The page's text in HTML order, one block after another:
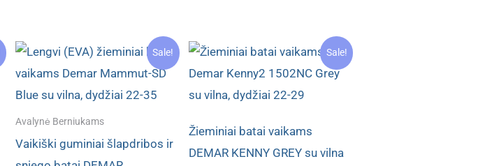
Sale!
Avalynė Berniukams
Vaikiški guminiai šlapdribos ir
Sale!
Žieminiai batai vaikams
DEMAR KENNY GREY su vilna